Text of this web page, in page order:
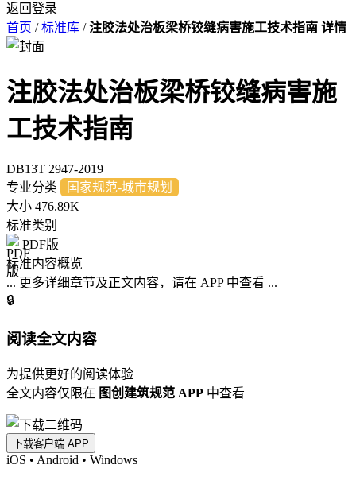
返回登录
首页 / 标准库 / 注胶法处治板梁桥铰缝病害施工技术指南 详情
注胶法处治板梁桥铰缝病害施
工技术指南
DB13T 2947-2019
专业分类
国家规范-城市规划
大小 476.89K
标准类别
PDF版
标准内容概览
... 更多详细章节及正文内容，请在 APP 中查看 ...
🔒
阅读全文内容
为提供更好的阅读体验
全文内容仅限在 图创建筑规范 APP 中查看
下载客户端 APP
iOS • Android • Windows